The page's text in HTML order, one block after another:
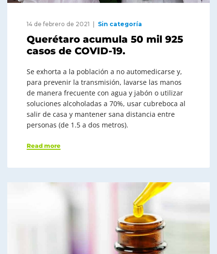
14 de febrero de 2021 Sin categoría
Querétaro acumula 50 mil 925
casos de COVID-19.
Se exhorta a la población a no automedicarse y,
para prevenir la transmisión, lavarse las manos
de manera frecuente con agua y jabón o utilizar
soluciones alcoholadas a 70%, usar cubreboca al
salir de casa y mantener sana distancia entre
personas (de 1.5 a dos metros).
Read more